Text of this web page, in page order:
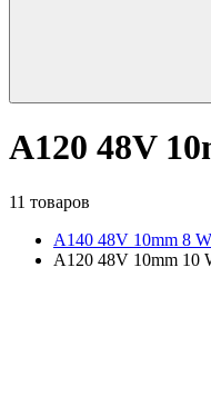
A120 48V
11 товаров
A140 48V 10mm 8
A120 48V 10mm 10